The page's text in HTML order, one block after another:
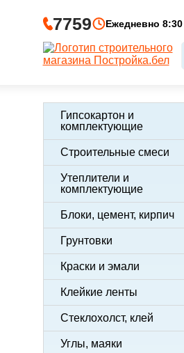
7759 Ежедневно 8:30
Гипсокартон и
комплектующие
Строительные смеси
Утеплители и
комплектующие
Блоки, цемент, кирпич
Грунтовки
Краски и эмали
Клейкие ленты
Стеклохолст, клей
Углы, маяки